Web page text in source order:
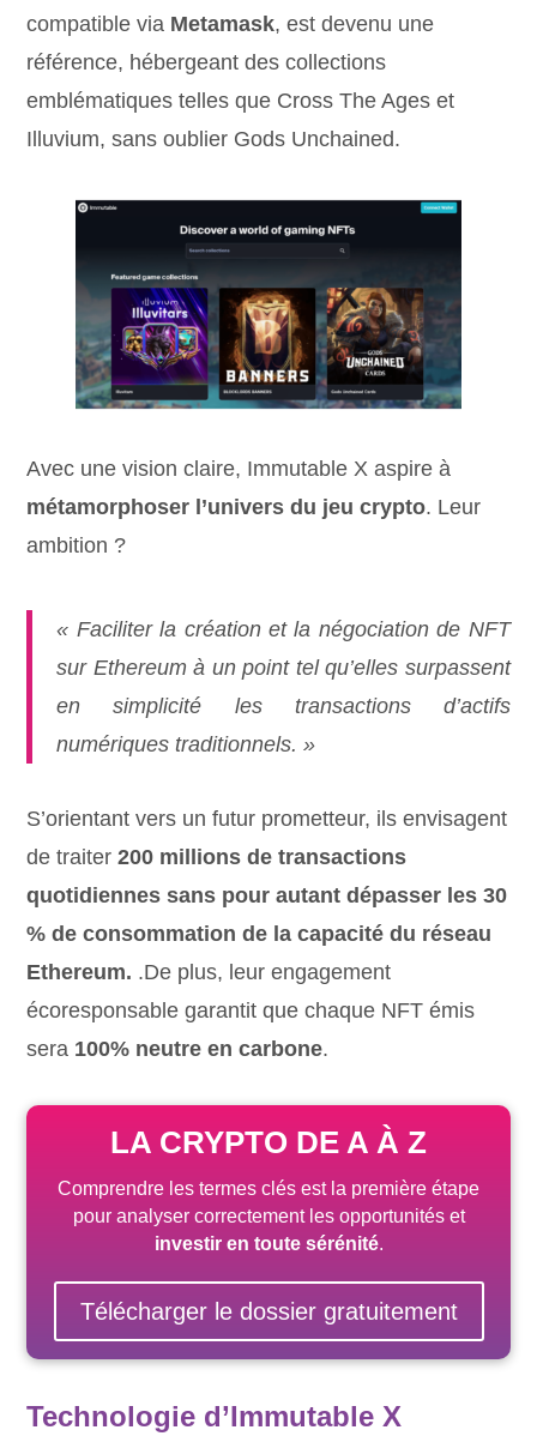
compatible via Metamask, est devenu une
référence, hébergeant des collections
emblématiques telles que Cross The Ages et
Illuvium, sans oublier Gods Unchained.
Avec une vision claire, Immutable X aspire à
métamorphoser l’univers du jeu crypto. Leur
ambition ?
« Faciliter la création et la négociation de NFT
sur Ethereum à un point tel qu’elles surpassent
en simplicité les transactions d’actifs
numériques traditionnels. »
S’orientant vers un futur prometteur, ils envisagent
de traiter200 millions de transactions
quotidiennes sans pour autant dépasser les 30
% de consommation de la capacité du réseau
Ethereum. .De plus, leur engagement
écoresponsable garantit que chaque NFT émis
sera 100% neutre en carbone.
LA CRYPTO DE A À Z
Comprendre les termes clés est la première étape
pour analyser correctement les opportunités et
investir en toute sérénité.
Télécharger le dossier gratuitement
Technologie d’Immutable X